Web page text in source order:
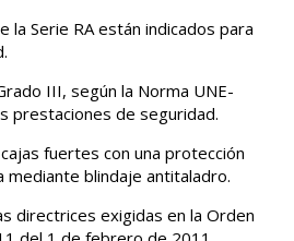
la Serie RA están indicados para
III, según la Norma UNE-
prestaciones de seguridad.
fuertes con una protección
mediante blindaje antitaladro.
directrices exigidas en la Orden